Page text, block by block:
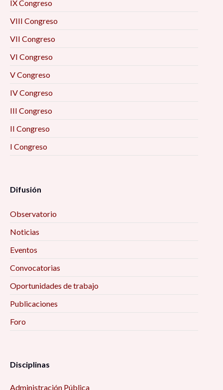
IX Congreso
VIII Congreso
VII Congreso
VI Congreso
V Congreso
IV Congreso
III Congreso
II Congreso
I Congreso
Difusión
Observatorio
Noticias
Eventos
Convocatorias
Oportunidades de trabajo
Publicaciones
Foro
Disciplinas
Administración Pública